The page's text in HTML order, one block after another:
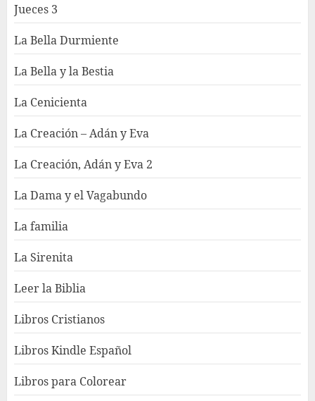
Jueces 3
La Bella Durmiente
La Bella y la Bestia
La Cenicienta
La Creación – Adán y Eva
La Creación, Adán y Eva 2
La Dama y el Vagabundo
La familia
La Sirenita
Leer la Biblia
Libros Cristianos
Libros Kindle Español
Libros para Colorear